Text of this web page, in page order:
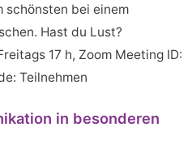
schönsten bei einem
Hast du Lust?
17 h, Zoom Meeting ID:
Teilnehmen
in besonderen